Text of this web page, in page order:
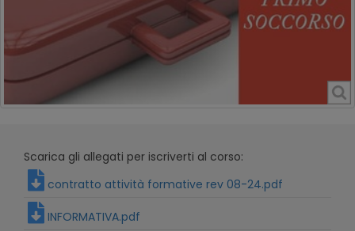
Scarica gli allegati per iscriverti al corso:
contratto attività formative rev 08-24.pdf
INFORMATIVA.pdf